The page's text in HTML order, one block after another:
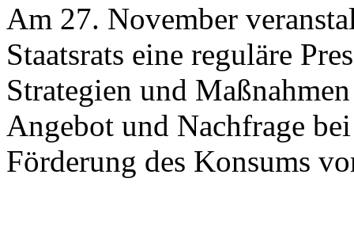
Am 27. November
Staatsrats eine reguläre
Strategien und
Angebot und Nachfrage
Förderung des Konsums